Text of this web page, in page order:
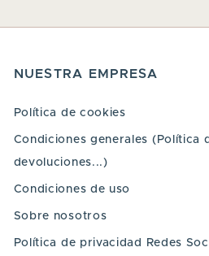
NUESTRA EMPRESA
Política de cookies
Condiciones generales (Política
devoluciones...)
Condiciones de uso
Sobre nosotros
Política de privacidad Redes